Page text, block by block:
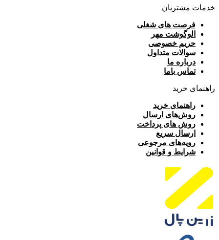
خدمات مشتریان
فرصت های شغلی
الوگوشت مهر
حریم خصوصی
سوالات متداول
درباره ما
تماس باما
راهنمای خرید
راهنمای خرید
روش‌های ارسال
روش های پرداخت
ارسال سریع
رویه‌های مرجوعی
شرایط و قوانین